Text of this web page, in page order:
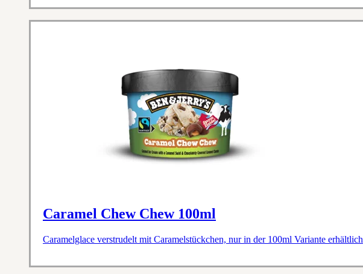
Caramel Chew Chew 100ml
Caramelglace verstrudelt mit Caramelstückchen, nur in der 100ml Variante erhältlich